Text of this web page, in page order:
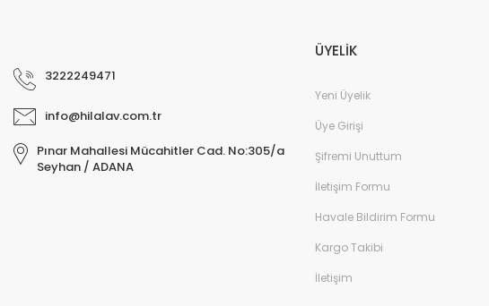
3222249471
info@hilalav.com.tr
Pınar Mahallesi Mücahitler Cad. No:305/a
Seyhan / ADANA
ÜYELİK
Yeni Üyelik
Üye Girişi
Şifremi Unuttum
İletişim Formu
Havale Bildirim Formu
Kargo Takibi
İletişim